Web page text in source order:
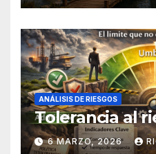
ANÁLISIS DE RIESGOS
Tolerancia al
6 MARZO, 2026